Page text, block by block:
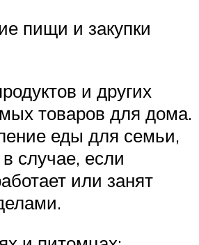
пищи и закупки
и других
товаров для дома.
еды для семьи,
случае, если
или занят